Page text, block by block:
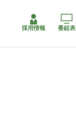
採用情報 番組表